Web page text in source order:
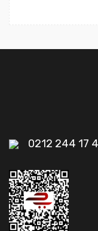
0212 244 17